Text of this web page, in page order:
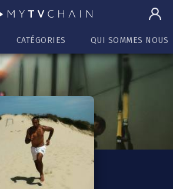
CATÉGORIES QUI SOMMES NOUS